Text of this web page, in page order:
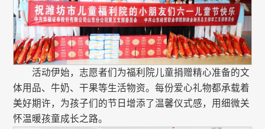
活动伊始，志愿者们为福利院儿童捐赠精心准备的文
体用品、牛奶、干果等生活物资。每份爱心礼物都承载着
美好期许，为孩子们的节日增添了温馨仪式感，用细微关
怀温暖孩童成长之路。